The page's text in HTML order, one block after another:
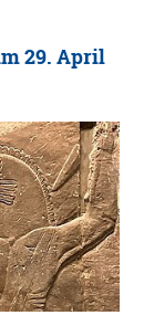
29. April